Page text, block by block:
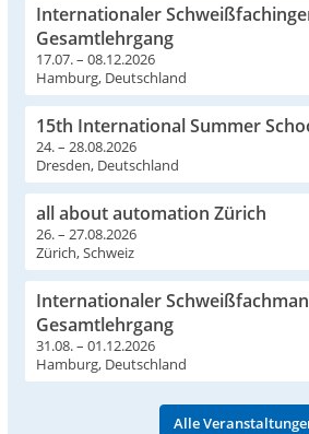
Internationaler
Gesamtlehrgang
17.07. – 08.12.2026
Hamburg, Deutschland
15th International Summer
24. – 28.08.2026
Dresden, Deutschland
all about automation Zürich
26. – 27.08.2026
Zürich, Schweiz
Internationaler
Gesamtlehrgang
31.08. – 01.12.2026
Hamburg, Deutschland
Alle